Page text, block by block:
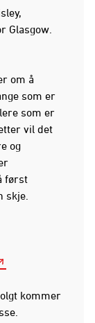
Glasgow.
om å
som er
som er
vil det
og
først
skje.
kommer